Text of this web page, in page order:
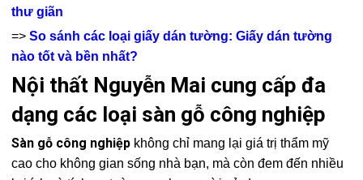
thư giãn
=>So sánh các loại giấy dán tường: Giấy dán tường
nào tốt và bền nhất?
Nội thất Nguyễn Mai cung cấp đa
dạng các loại sàn gỗ công nghiệp
Sàn gỗ công nghiệp không chỉ mang lại giá trị thẩm mỹ
cao cho không gian sống nhà bạn, mà còn đem đến nhiều